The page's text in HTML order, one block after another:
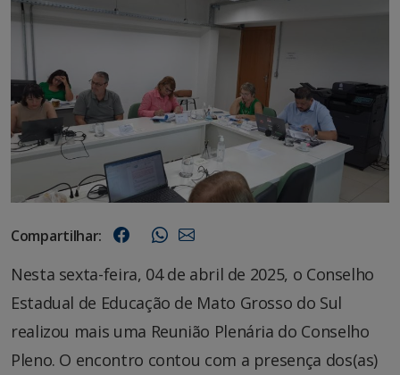
Compartilhar:
Nesta sexta-feira, 04 de abril de 2025, o Conselho
Estadual de Educação de Mato Grosso do Sul
realizou mais uma Reunião Plenária do Conselho
Pleno. O encontro contou com a presença dos(as)